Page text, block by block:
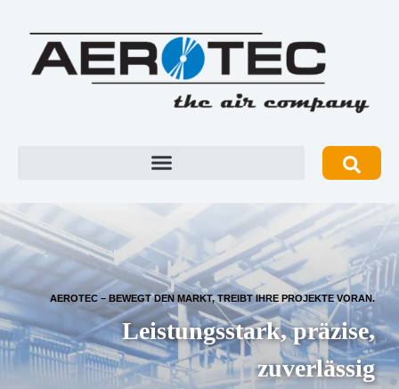
Leistungsstark, präzise,
zuverlässig
AEROTEC – BEWEGT DEN MARKT, TREIBT IHRE PROJEKTE VORAN.